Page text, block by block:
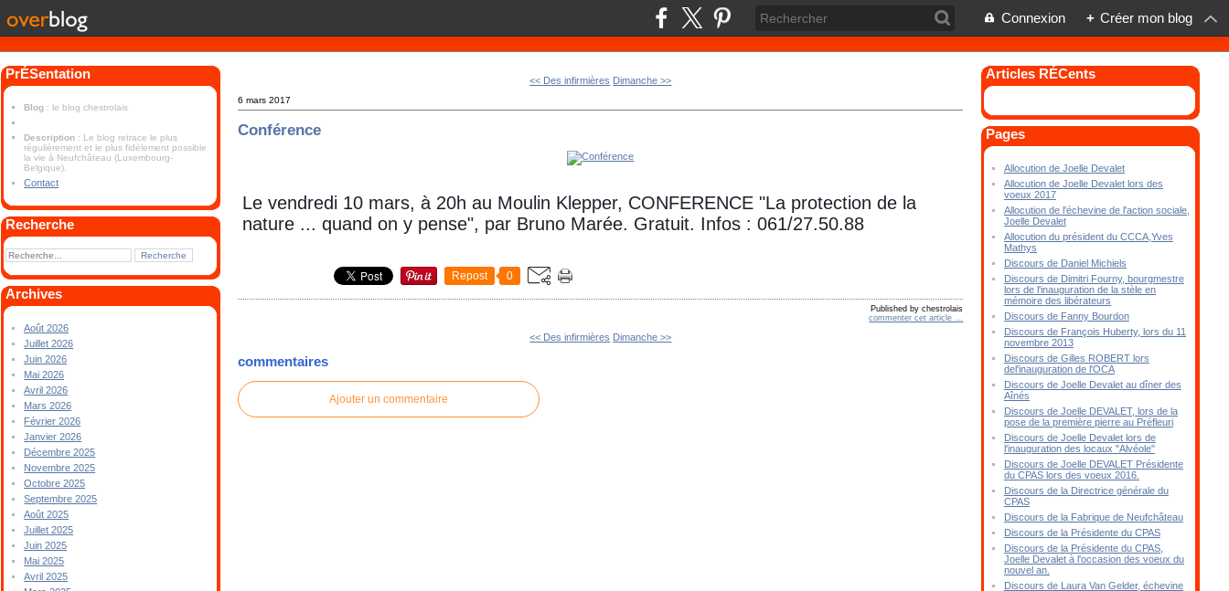
Connexion + Créer mon blog
PrÉSentation
Blog : le blog chestrolais
Description : Le blog retrace le plus
régulièrement et le plus fidèlement possible
la vie à Neufchâteau (Luxembourg-
Belgique).
Contact
Recherche
Archives
Août 2026
Juillet 2026
Juin 2026
Mai 2026
Avril 2026
Mars 2026
Février 2026
Janvier 2026
Décembre 2025
Novembre 2025
Octobre 2025
Septembre 2025
Août 2025
Juillet 2025
Juin 2025
Mai 2025
Avril 2025
<< Des infirmières Dimanche >>
6 mars 2017
Conférence
Le vendredi 10 mars, à 20h au Moulin Klepper, CONFERENCE "La protection de la
nature ... quand on y pense", par Bruno Marée. Gratuit. Infos : 061/27.50.88
Repost 0
Published by chestrolais
commenter cet article
<< Des infirmières Dimanche >>
commentaires
Ajouter un commentaire
Articles RÉCents
Pages
Allocution de Joelle Devalet
Allocution de Joelle Devalet lors des
voeux 2017
Allocution de l'échevine de l'action sociale,
Joelle Devalet
Allocution du président du CCCA,Yves
Mathys
Discours de Daniel Michiels
Discours de Dimitri Fourny, bourgmestre
lors de l'inauguration de la stèle en
mémoire des libérateurs
Discours de Fanny Bourdon
Discours de François Huberty, lors du 11
novembre 2013
Discours de Gilles ROBERT lors
del'inauguration de l'OCA
Discours de Joelle Devalet au dîner des
Aînés
Discours de Joelle DEVALET, lors de la
pose de la première pierre au Préfleuri
Discours de Joelle Devalet lors de
l'inauguration des locaux "Alvéole"
Discours de Joelle DEVALET Présidente
du CPAS lors des voeux 2016.
Discours de la Directrice générale du
CPAS
Discours de la Fabrique de Neufchâteau
Discours de la Présidente du CPAS
Discours de la Présidente du CPAS,
Joelle Devalet à l'occasion des voeux du
nouvel an.
Discours de Laura Van Gelder, échevine